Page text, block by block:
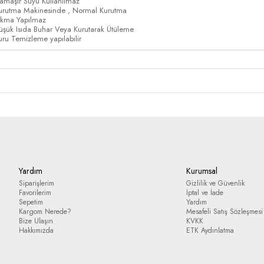
Makinesinde , Normal Kurutma
Yapılmaz
Isıda Buhar Veya Kurutarak Ütüleme
Temizleme yapılabilir
Yardım
Siparişlerim
Favorilerim
Sepetim
Kargom Nerede?
Bize Ulaşın
Hakkımızda
Kurumsal
Gizlilik ve Güvenlik
İptal ve İade
Yardım
Mesafeli Satış Sözleşmesi
KVKK
ETK Aydınlatma